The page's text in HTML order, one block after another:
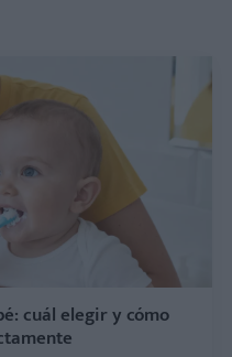
cuál elegir y cómo